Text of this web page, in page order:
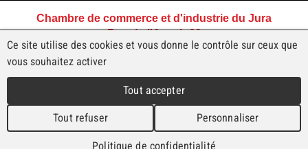
Chambre de commerce et d'industrie du Jura
Rue de l'Avenir 23
2800 Delémont
Tél +41 32 421 45 45
ccjura@ccij.ch
Conditions générales de vente
Ce site utilise des cookies et vous donne le contrôle sur ceux que
vous souhaitez activer
Tout accepter
Tout refuser Personnaliser
Politique de confidentialité